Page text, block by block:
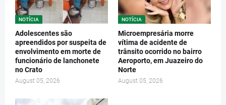
NOTÍCIA
Adolescentes são
apreendidos por suspeita de
envolvimento em morte de
funcionário de lanchonete
no Crato
August 05, 2026
NOTÍCIA
Microempresária morre
vítima de acidente de
trânsito ocorrido no bairro
Aeroporto, em Juazeiro do
Norte
August 05, 2026